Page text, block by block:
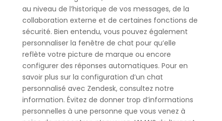
au niveau de l’historique de vos messages, de la
collaboration externe et de certaines fonctions de
sécurité. Bien entendu, vous pouvez également
personnaliser la fenêtre de chat pour qu’elle
reflète votre picture de marque ou encore
configurer des réponses automatiques. Pour en
savoir plus sur la configuration d’un chat
personnalisé avec Zendesk, consultez notre
information. Évitez de donner trop d’informations
personnelles à une personne que vous venez à